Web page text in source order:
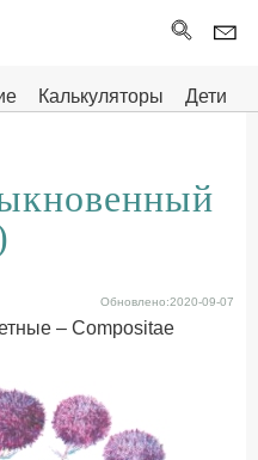
Калькуляторы
Дети
отлично
Обновлено:2020-09-07
– Compositae